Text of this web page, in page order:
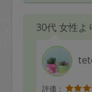
30代 女性よ
評価：